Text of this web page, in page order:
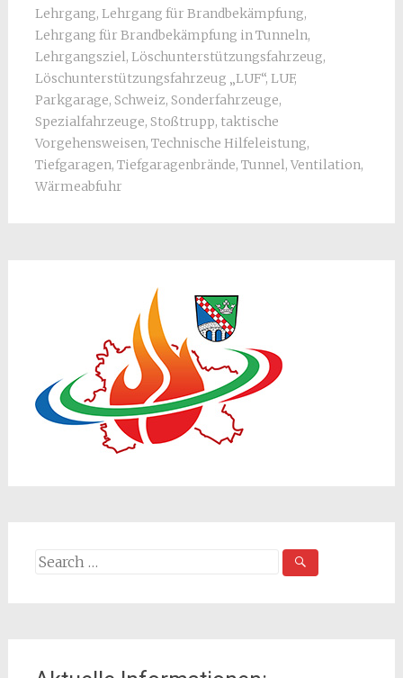
Lehrgang, Lehrgang für Brandbekämpfung,
Lehrgang für Brandbekämpfung in Tunneln,
Lehrgangsziel, Löschunterstützungsfahrzeug,
Löschunterstützungsfahrzeug „LUF“, LUF,
Parkgarage, Schweiz, Sonderfahrzeuge,
Spezialfahrzeuge, Stoßtrupp, taktische
Vorgehensweisen, Technische Hilfeleistung,
Tiefgaragen, Tiefgaragenbrände, Tunnel, Ventilation,
Wärmeabfuhr
Search